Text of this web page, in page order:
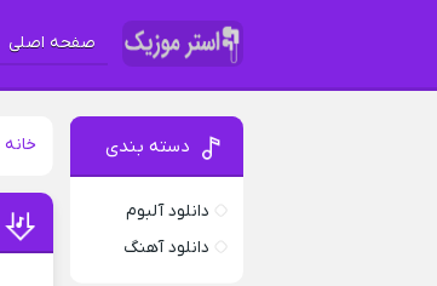
صفحه اصلی
خانه دسته بندی
دانلود آلبوم
دانلود آهنگ